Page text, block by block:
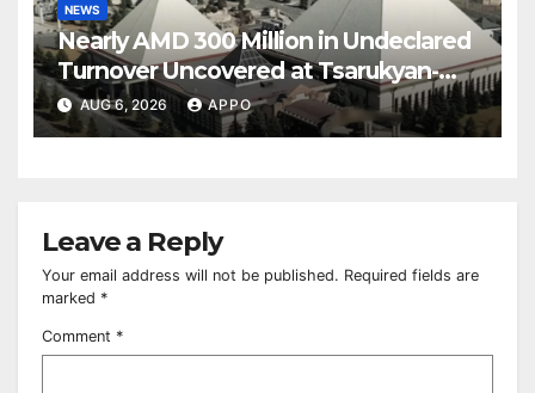
NEWS
Nearly AMD 300 Million in Undeclared
Turnover Uncovered at Tsarukyan-
Owned Entertainment Center
AUG 6, 2026 APPO
Leave a Reply
Your email address will not be published. Required fields are
marked *
Comment *